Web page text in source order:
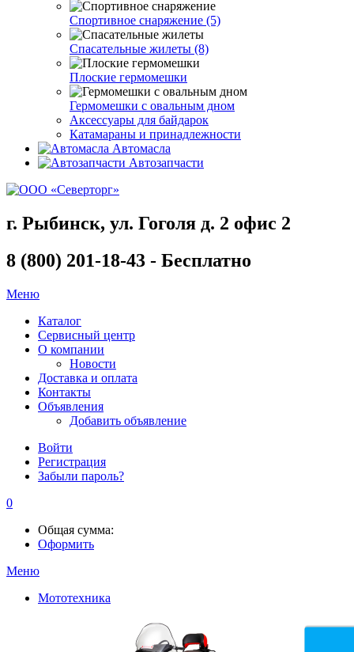
Спортивное снаряжение (5)
Спасательные жилеты (8)
Плоские гермомешки
Гермомешки с овальным дном
Аксессуары для байдарок
Катамараны и принадлежности
Автомасла
Автозапчасти
г. Рыбинск, ул. Гоголя д. 2 офис 2
8 (800) 201-18-43 - Бесплатно
Меню
Каталог
Сервисный центр
О компании
Новости
Доставка и оплата
Контакты
Объявления
Добавить объявление
Войти
Регистрация
Забыли пароль?
0
Общая сумма:
Оформить
Меню
Мототехника